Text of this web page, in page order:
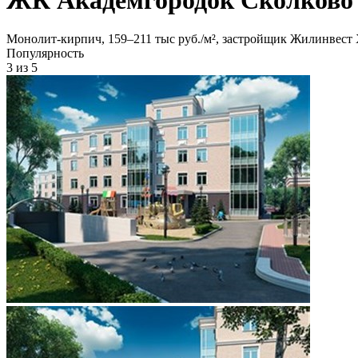
Монолит-кирпич, 159‒211 тыс руб./м², застройщик
Популярность
3 из 5